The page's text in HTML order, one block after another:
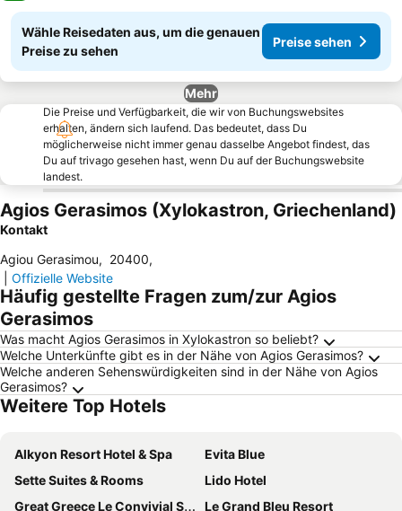
Wähle Reisedaten aus, um die genauen
Preise zu sehen
Preise sehen
Mehr
Die Preise und Verfügbarkeit, die wir von Buchungswebsites
erhalten, ändern sich laufend. Das bedeutet, dass Du
möglicherweise nicht immer genau dasselbe Angebot findest, das
Du auf trivago gesehen hast, wenn Du auf der Buchungswebsite
landest.
Agios Gerasimos (Xylokastron, Griechenland)
Kontakt
Αgiou Gerasimou, 20400,
Offizielle Website
Häufig gestellte Fragen zum/zur Agios
Gerasimos
Was macht Agios Gerasimos in Xylokastron so beliebt?
Welche Unterkünfte gibt es in der Nähe von Agios Gerasimos?
Welche anderen Sehenswürdigkeiten sind in der Nähe von Agios
Gerasimos?
Weitere Top Hotels
Alkyon Resort Hotel & Spa
Evita Blue
Sette Suites & Rooms
Lido Hotel
Great Greece Le Convivial Suites
Le Grand Bleu Resort